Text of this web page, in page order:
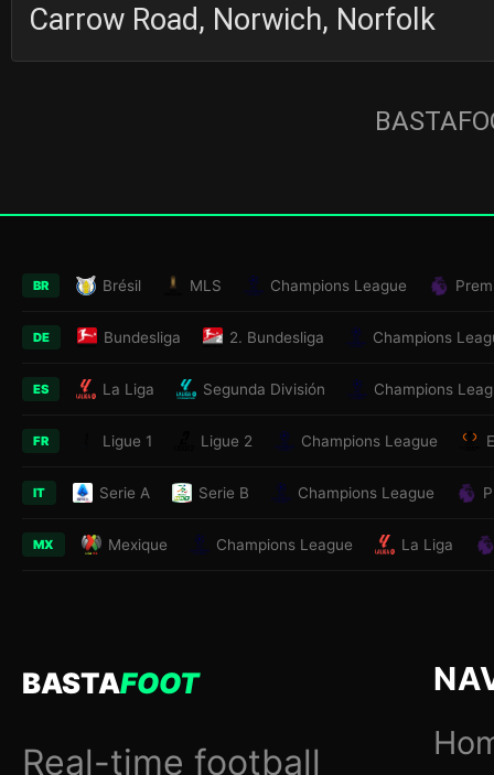
Carrow Road, Norwich, Norfolk
BR Brésil MLS Champions League
DE Bundesliga 2. Bundesliga Champions
ES La Liga Segunda División Champions
FR Ligue 1 Ligue 2 Champions League
IT Serie A Serie B Champions League
MX Mexique Champions League La Liga
BASTAFOOT
Real-time football